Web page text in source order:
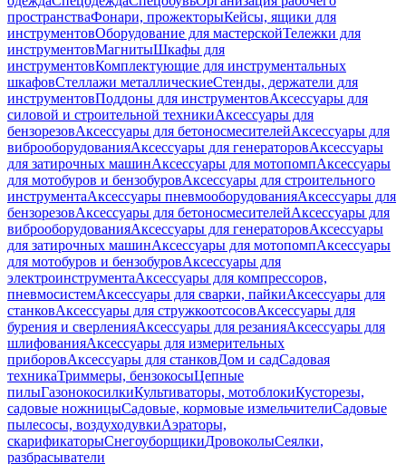
пространстваФонари, прожекторыКейсы, ящики для
инструментовОборудование для мастерскойТележки для
инструментовМагнитыШкафы для
инструментовКомплектующие для инструментальных
шкафовСтеллажи металлическиеСтенды, держатели для
инструментовПоддоны для инструментовАксессуары для
силовой и строительной техникиАксессуары для
бензорезовАксессуары для бетоносмесителейАксессуары для
виброоборудованияАксессуары для генераторовАксессуары
для затирочных машинАксессуары для мотопомпАксессуары
для мотобуров и бензобуровАксессуары для строительного
инструментаАксессуары пневмооборудованияАксессуары для
бензорезовАксессуары для бетоносмесителейАксессуары для
виброоборудованияАксессуары для генераторовАксессуары
для затирочных машинАксессуары для мотопомпАксессуары
для мотобуров и бензобуровАксессуары для
электроинструментаАксессуары для компрессоров,
пневмосистемАксессуары для сварки, пайкиАксессуары для
станковАксессуары для стружкоотсосовАксессуары для
бурения и сверленияАксессуары для резанияАксессуары для
шлифованияАксессуары для измерительных
приборовАксессуары для станковДом и садСадовая
техникаТриммеры, бензокосыЦепные
пилыГазонокосилкиКультиваторы, мотоблокиКусторезы,
садовые ножницыСадовые, кормовые измельчителиСадовые
пылесосы, воздуходувкиАэраторы,
скарификаторыСнегоуборщикиДровоколыСеялки,
разбрасыватели